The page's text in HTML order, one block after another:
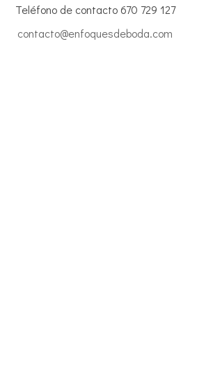
Teléfono de contacto 670 729 127
contacto@enfoquesdeboda.com